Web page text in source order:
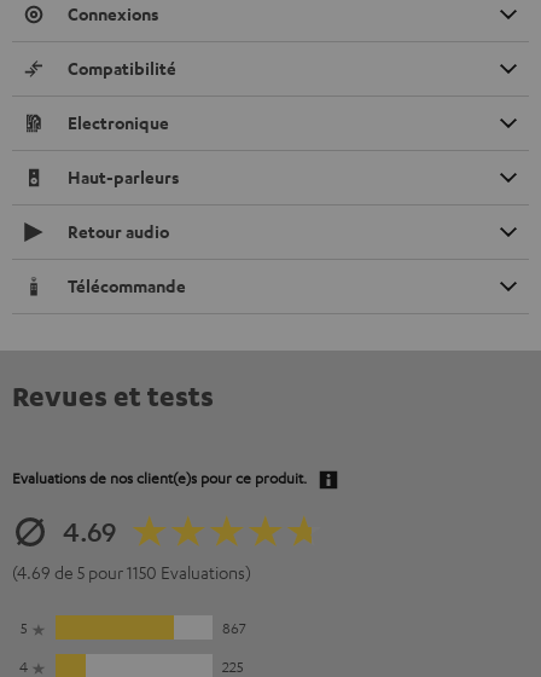
Connexions
Compatibilité
Electronique
Haut-parleurs
Retour audio
Télécommande
Revues et tests
Evaluations de nos client(e)s pour ce produit.
4.69
(4.69 de 5 pour 1150 Evaluations)
5
867
4
225